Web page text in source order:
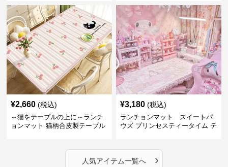
¥2,660 (税込)
～猫をテーブルの上に～ランチ
ョンマット 猫柄合皮製テーブル
トセール皆様に良さを知ってほ
しい～ ～緊急300円引き～
¥3,180 (税込)
ランチョンマット スイートパ
ウズ プリンセスティータイム テ
人気アイテム一覧へ ›